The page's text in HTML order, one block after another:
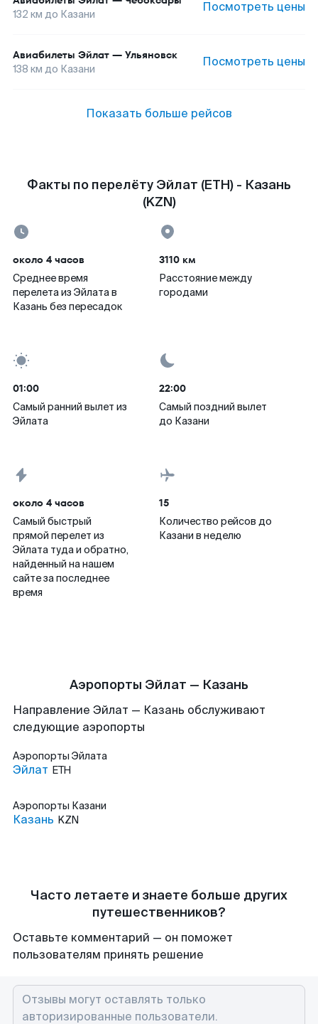
132 км до Казани Посмотреть цены
Авиабилеты Эйлат — Ульяновск
138 км до Казани Посмотреть цены
Показать больше рейсов
Факты по перелёту Эйлат (ETH) - Казань
(KZN)
около 4 часов
Среднее время
перелета из Эйлата в
Казань без пересадок
3110 км
Расстояние между
городами
01:00
Самый ранний вылет из
Эйлата
22:00
Самый поздний вылет
до Казани
около 4 часов
Самый быстрый
прямой перелет из
Эйлата туда и обратно,
найденный на нашем
сайте за последнее
время
15
Количество рейсов до
Казани в неделю
Аэропорты Эйлат — Казань
Направление Эйлат — Казань обслуживают
следующие аэропорты
Аэропорты Эйлата
Эйлат ETH
Аэропорты Казани
Казань KZN
Часто летаете и знаете больше других
путешественников?
Оставьте комментарий — он поможет
пользователям принять решение